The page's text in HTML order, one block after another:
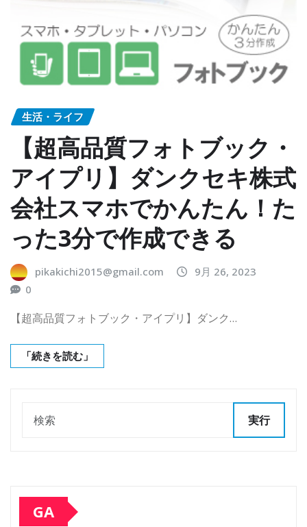
生活・ライフ
【超高品質フォトブック・
アイプリ】ダンクセキ株式
会社スマホでかんたん！た
った3分で作成できる
pikakichi2015@gmail.com
9月 26, 2023
0
【超高品質フォトブック・アイプリ】ダンク…
「続きを読む」
実行
GA